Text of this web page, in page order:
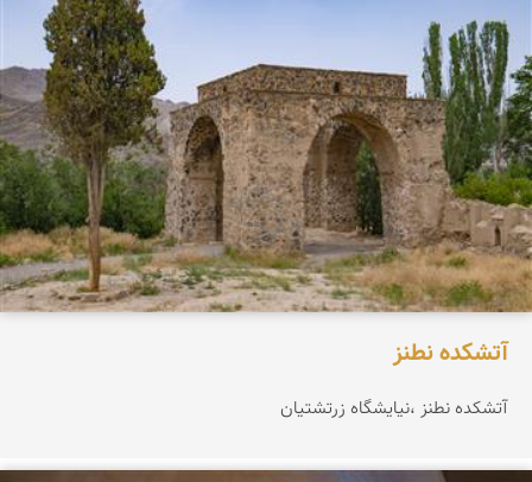
آتشکده نطنز
آتشکده نطنز ،نیایشگاه زرتشتيان